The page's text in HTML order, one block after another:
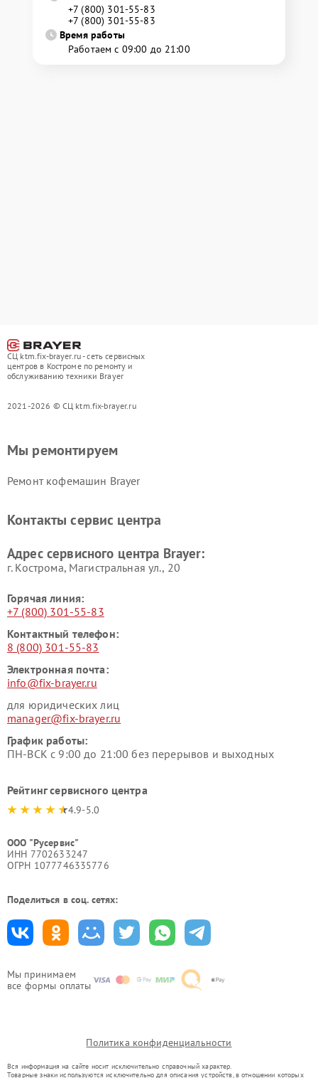
+7 (800) 301-55-83
+7 (800) 301-55-83
Время работы
Работаем с 09:00 до 21:00
СЦ ktm.fix-brayer.ru - сеть сервисных
центров в Костроме по ремонту и
обслуживанию техники Brayer
2021-2026 © СЦ ktm.fix-brayer.ru
Мы принимаем
все формы оплаты
Мы ремонтируем
Ремонт кофемашин Brayer
Контакты сервис центра
Адрес сервисного центра Brayer:
г. Кострома, Магистральная ул., 20
Горячая линия:
+7 (800) 301-55-83
Контактный телефон:
8 (800) 301-55-83
Электронная почта:
info@fix-brayer.ru
для юридических лиц
manager@fix-brayer.ru
График работы:
ПН-ВСК с 9:00 до 21:00 без перерывов и выходных
Рейтинг сервисного центра
4.9-5.0
ООО "Русервис"
ИНН 7702633247
ОГРН 1077746335776
Поделиться в соц. сетях:
Политика конфиденциальности
Вся информация на сайте носит исключительно справочный характер.
Товарные знаки используются исключительно для описания устройств, в отношении которых